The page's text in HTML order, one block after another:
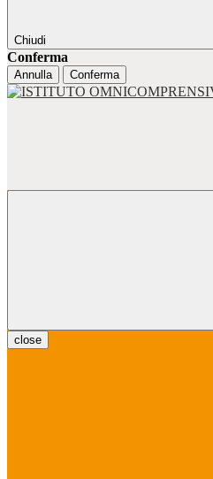
Chiudi
Conferma
Annulla Conferma
close